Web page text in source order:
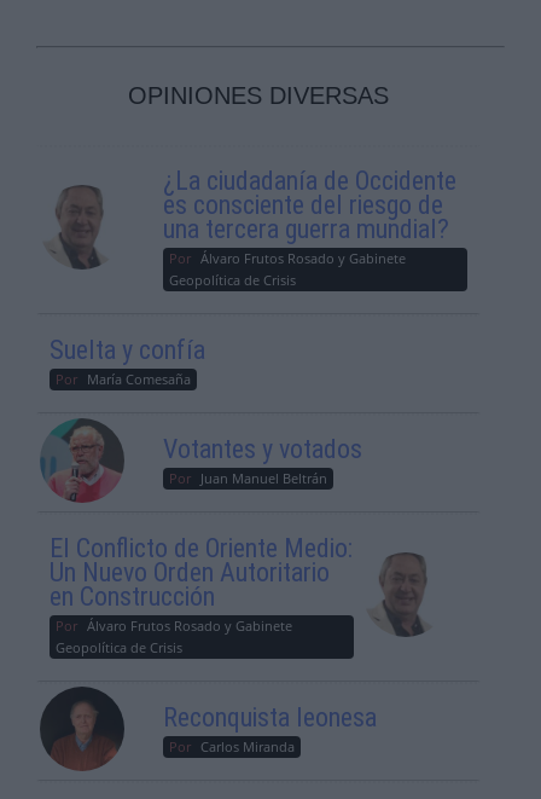
OPINIONES DIVERSAS
¿La ciudadanía de Occidente
es consciente del riesgo de
una tercera guerra mundial?
Por Álvaro Frutos Rosado y Gabinete
Geopolítica de Crisis
Suelta y confía
Por María Comesaña
Votantes y votados
Por Juan Manuel Beltrán
El Conflicto de Oriente Medio:
Un Nuevo Orden Autoritario
en Construcción
Por Álvaro Frutos Rosado y Gabinete
Geopolítica de Crisis
Reconquista leonesa
Por Carlos Miranda